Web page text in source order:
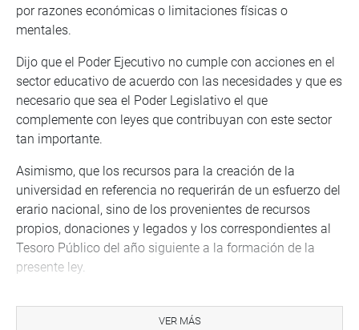
por razones económicas o limitaciones físicas o
mentales.
Dijo que el Poder Ejecutivo no cumple con acciones en el
sector educativo de acuerdo con las necesidades y que es
necesario que sea el Poder Legislativo el que
complemente con leyes que contribuyan con este sector
tan importante.
Asimismo, que los recursos para la creación de la
universidad en referencia no requerirán de un esfuerzo del
erario nacional, sino de los provenientes de recursos
propios, donaciones y legados y los correspondientes al
Tesoro Público del año siguiente a la formación de la
presente ley.
los pueblos de nuestro país accedan a la educación para
VER MÁS